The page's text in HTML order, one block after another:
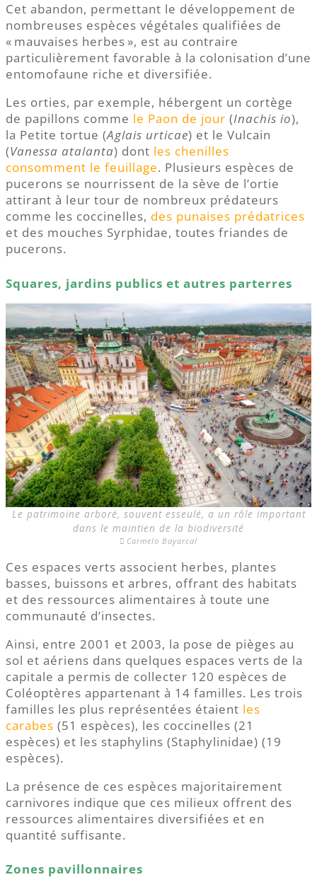
Cet abandon, permettant le développement de
nombreuses espèces végétales qualifiées de
« mauvaises herbes », est au contraire
particulièrement favorable à la colonisation d’une
entomofaune riche et diversifiée.
Les orties, par exemple, hébergent un cortège
de papillons comme le Paon de jour (Inachis io),
la Petite tortue (Aglais urticae) et le Vulcain
(Vanessa atalanta) dont les chenilles
consomment le feuillage. Plusieurs espèces de
pucerons se nourrissent de la sève de l’ortie
attirant à leur tour de nombreux prédateurs
comme les coccinelles, des punaises prédatrices
et des mouches Syrphidae, toutes friandes de
pucerons.
Squares, jardins publics et autres parterres
Le patrimoine arboré, souvent esseulé, a un rôle important
dans le maintien de la biodiversité
Carmelo Bayarcal
Ces espaces verts associent herbes, plantes
basses, buissons et arbres, offrant des habitats
et des ressources alimentaires à toute une
communauté d’insectes.
Ainsi, entre 2001 et 2003, la pose de pièges au
sol et aériens dans quelques espaces verts de la
capitale a permis de collecter 120 espèces de
Coléoptères appartenant à 14 familles. Les trois
familles les plus représentées étaient les
carabes (51 espèces), les coccinelles (21
espèces) et les staphylins (Staphylinidae) (19
espèces).
La présence de ces espèces majoritairement
carnivores indique que ces milieux offrent des
ressources alimentaires diversifiées et en
quantité suffisante.
Zones pavillonnaires